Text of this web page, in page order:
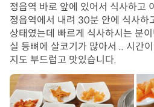
정읍역 바로 앞에 있어서 식사하고
정읍역에서 내려 30분 안에 식사하
상태였는데 빠르게 식사하시는 분
실 등뼈에 살코기가 많아서 .. 시간
지도 부드럽고 맛있습니다.